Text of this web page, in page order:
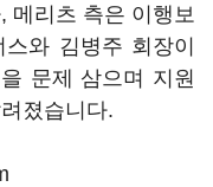
메리츠 측은 이행보
와 김병주 회장이
문제 삼으며 지원
졌습니다.